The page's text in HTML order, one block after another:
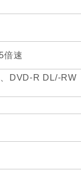
倍速
DVD-R DL/-RW